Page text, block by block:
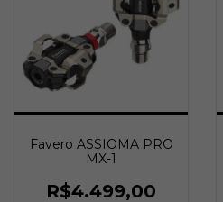
Favero ASSIOMA PRO
MX-1
R$4.499,00